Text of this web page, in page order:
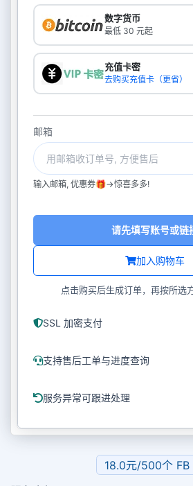
数字货币
最低 30 元起
充值卡密
去购买充值卡（更省）
邮箱
输入邮箱, 优惠券🎁->惊喜多多!
加入购物车
请先填写账号或链
点击购买后生成订单，再按所选
SSL 加密支付
支持售后工单与进度查询
服务异常可跟进处理
18.0元/500个